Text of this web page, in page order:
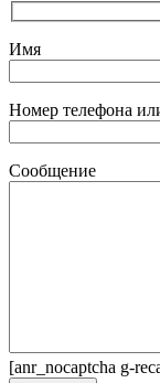
Имя
Номер телефона
Сообщение
[anr_nocaptcha g-